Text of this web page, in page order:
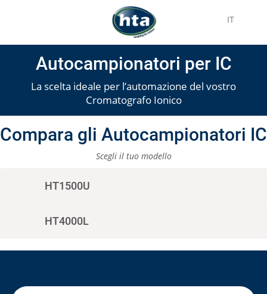
IT
Autocampionatori per IC
La scelta ideale per l’automazione del vostro
Cromatografo Ionico
Compara gli Autocampionatori IC
Scegli il tuo modello
HT1500U
HT4000L